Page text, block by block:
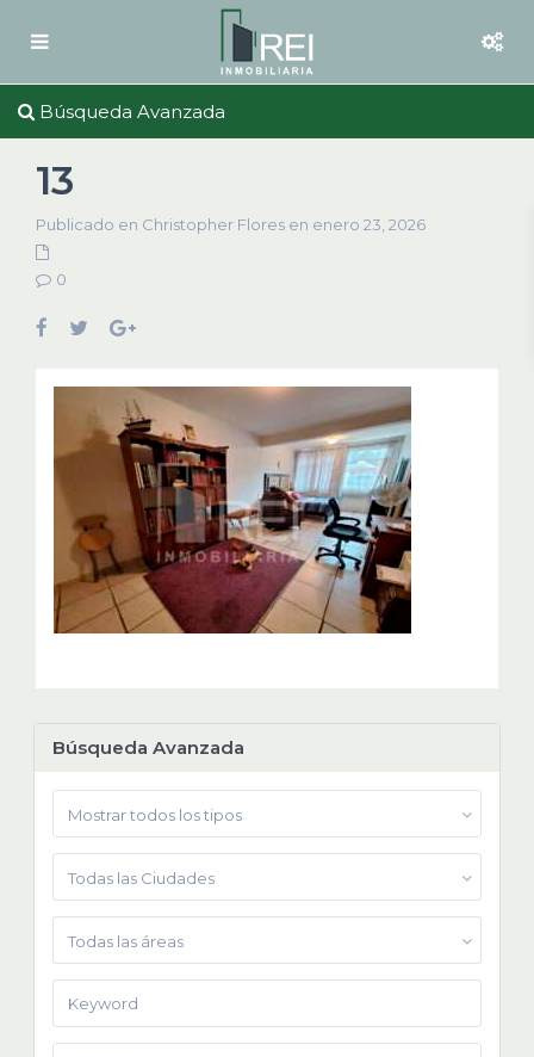
Búsqueda Avanzada
13
Publicado en Christopher Flores en enero 23, 2026
0
Búsqueda Avanzada
Mostrar todos los tipos
Todas las Ciudades
Todas las áreas